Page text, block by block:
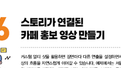
서 음악 생성하기